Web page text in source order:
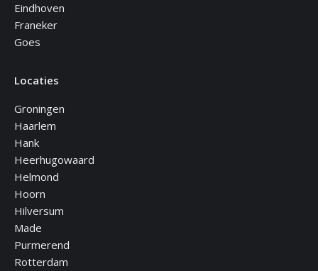
Eindhoven
Franeker
Goes
Locaties
Groningen
Haarlem
Hank
Heerhugowaard
Helmond
Hoorn
Hilversum
Made
Purmerend
Rotterdam